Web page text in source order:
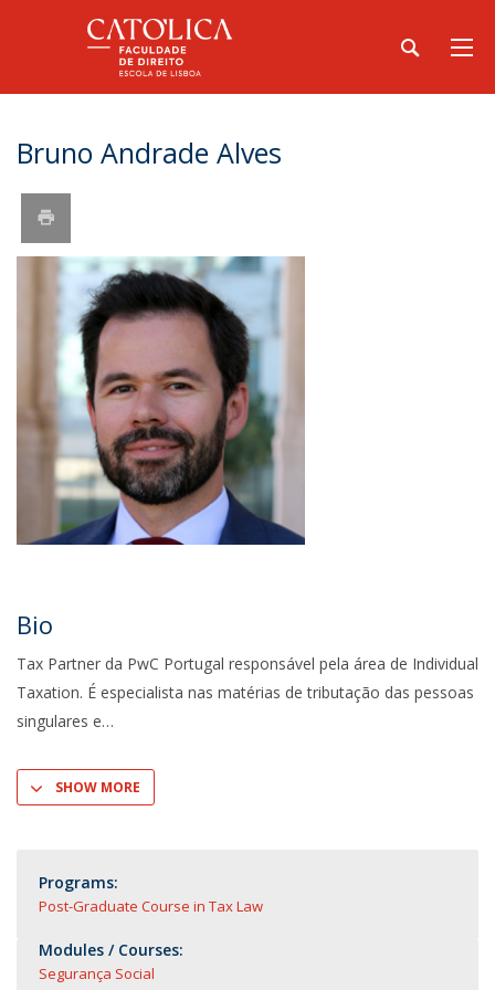
Bruno Andrade Alves
Bio
Tax Partner da PwC Portugal responsável pela área de Individual
Taxation. É especialista nas matérias de tributação das pessoas
singulares e
SHOW MORE
Programs:
Post-Graduate Course in Tax Law
Modules / Courses:
Segurança Social